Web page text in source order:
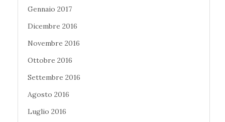
Gennaio 2017
Dicembre 2016
Novembre 2016
Ottobre 2016
Settembre 2016
Agosto 2016
Luglio 2016